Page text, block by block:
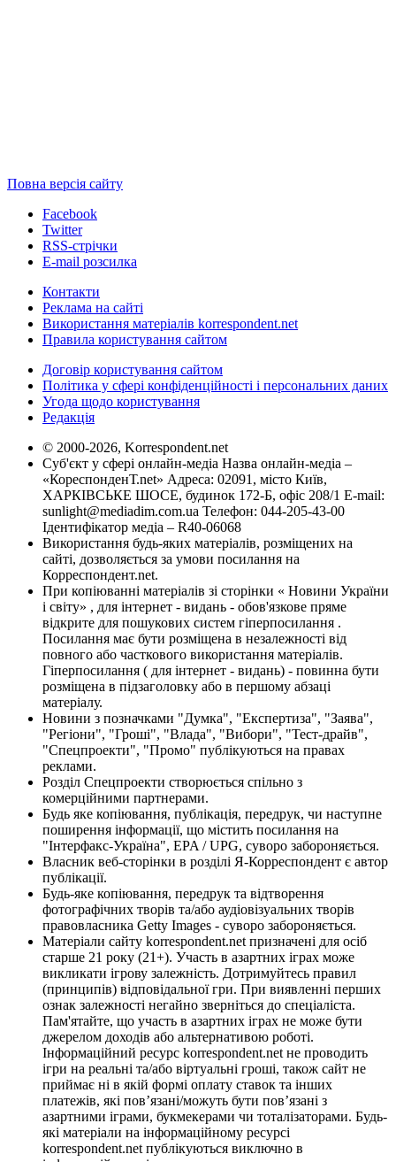
Повна версія сайту
Facebook
Twitter
RSS-стрічки
E-mail розсилка
Контакти
Реклама на сайті
Використання матеріалів korrespondent.net
Правила користування сайтом
Договір користування сайтом
Політика у сфері конфіденційності і персональних даних
Угода щодо користування
Редакція
© 2000-2026, Korrespondent.net
Суб'єкт у сфері онлайн-медіа Назва онлайн-медіа –
«КореспонденТ.net» Адреса: 02091, місто Київ,
ХАРКІВСЬКЕ ШОСЕ, будинок 172-Б, офіс 208/1 E-mail:
sunlight@mediadim.com.ua Телефон: 044-205-43-00
Ідентифікатор медіа – R40-06068
Використання будь-яких матеріалів, розміщених на
сайті, дозволяється за умови посилання на
Корреспондент.net.
При копіюванні матеріалів зі сторінки « Новини України
і світу» , для інтернет - видань - обов'язкове пряме
відкрите для пошукових систем гіперпосилання .
Посилання має бути розміщена в незалежності від
повного або часткового використання матеріалів.
Гіперпосилання ( для інтернет - видань) - повинна бути
розміщена в підзаголовку або в першому абзаці
матеріалу.
Новини з позначками "Думка", "Експертиза", "Заява",
"Регіони", "Гроші", "Влада", "Вибори", "Тест-драйв",
"Спецпроекти", "Промо" публікуються на правах
реклами.
Розділ Спецпроекти створюється спільно з
комерційними партнерами.
Будь яке копіювання, публікація, передрук, чи наступне
поширення інформації, що містить посилання на
"Інтерфакс-Україна", EPA / UPG, суворо забороняється.
Власник веб-сторінки в розділі Я-Корреспондент є автор
публікації.
Будь-яке копіювання, передрук та відтворення
фотографічних творів та/або аудіовізуальних творів
правовласника Getty Images - суворо забороняється.
Матеріали сайту korrespondent.net призначені для осіб
старше 21 року (21+). Участь в азартних іграх може
викликати ігрову залежність. Дотримуйтесь правил
(принципів) відповідальної гри. При виявленні перших
ознак залежності негайно зверніться до спеціаліста.
Пам'ятайте, що участь в азартних іграх не може бути
джерелом доходів або альтернативою роботі.
Інформаційний ресурс korrespondent.net не проводить
ігри на реальні та/або віртуальні гроші, також сайт не
приймає ні в якій формі оплату ставок та інших
платежів, які пов’язані/можуть бути пов’язані з
азартними іграми, букмекерами чи тоталізаторами. Будь-
які матеріали на інформаційному ресурсі
korrespondent.net публікуються виключно в